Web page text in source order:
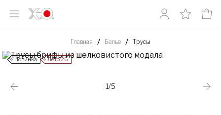
Главная Белье Трусы
Новинка Лето’26
1/5